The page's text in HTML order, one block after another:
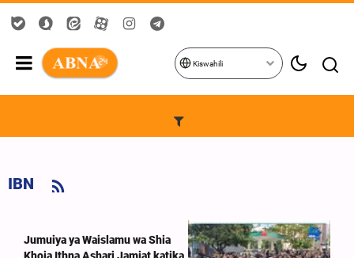
Kiswahili
IBN
Jumuiya ya Waislamu wa Shia